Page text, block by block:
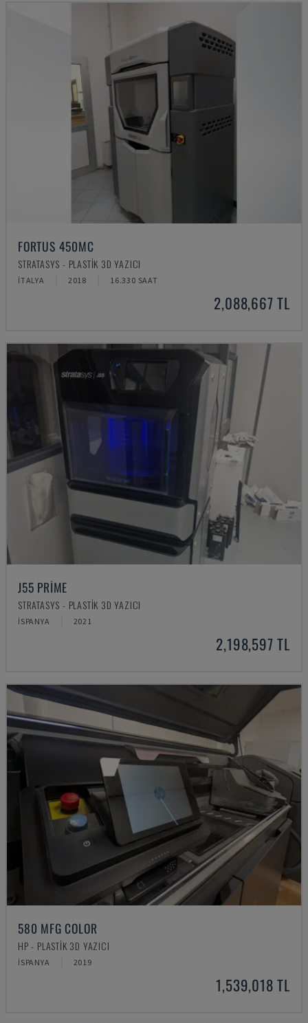
FORTUS 450MC
STRATASYS - PLASTIK 3D YAZICI
İTALYA 2018 16.330 SAAT
2,088,667 TL
J55 PRIME
STRATASYS - PLASTIK 3D YAZICI
İSPANYA 2021
2,198,597 TL
580 MFG COLOR
HP - PLASTIK 3D YAZICI
İSPANYA 2019
1,539,018 TL